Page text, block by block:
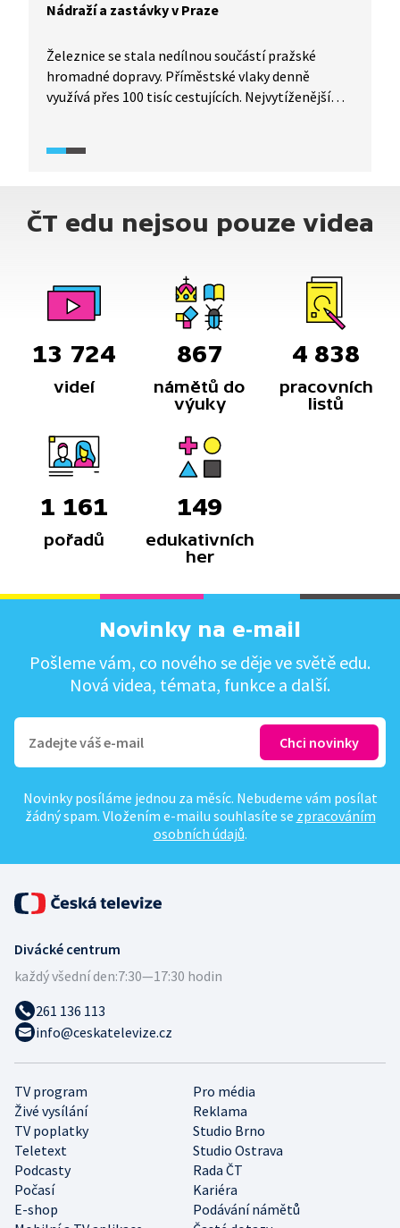
Nádraží a zastávky v Praze
Železnice se stala nedílnou součástí pražské
hromadné dopravy. Příměstské vlaky denně
využívá přes 100 tisíc cestujících. Nejvytíženější
i zastávky.
ČT edu nejsou pouze videa
13 724
videí
867
námětů do
výuky
4 838
pracovních
listů
1 161
pořadů
149
edukativních
her
Novinky na e-mail
Pošleme vám, co nového se děje ve světě edu.
Nová videa, témata, funkce a další.
Novinky posíláme jednou za měsíc. Nebudeme vám posílat
žádný spam. Vložením e-mailu souhlasíte se zpracováním
osobních údajů.